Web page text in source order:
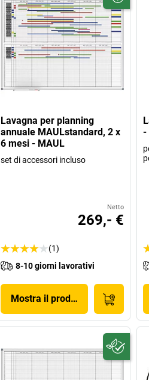
Lavagna per planning
annuale MAULstandard, 2 x
6 mesi - MAUL
set di accessori incluso
Netto
269,- €
(1)
8-10 giorni lavorativi
Mostra il prodotto
-